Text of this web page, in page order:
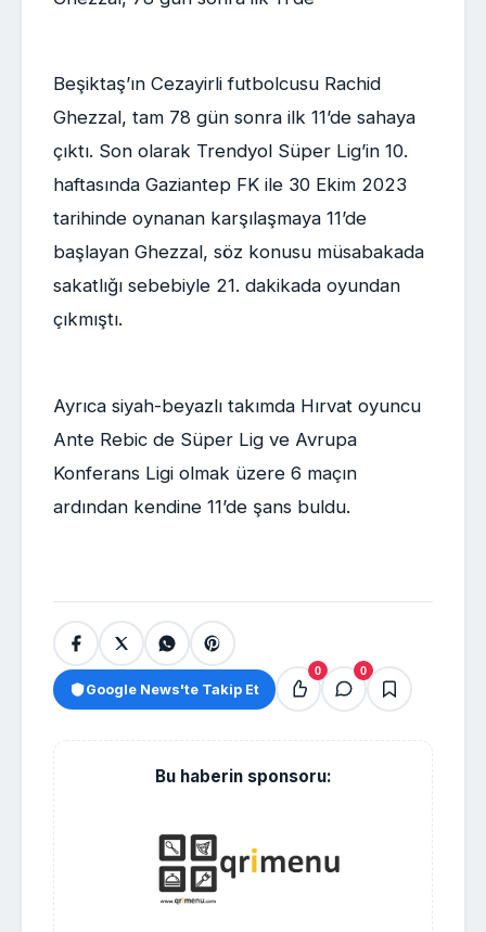
Beşiktaş’ın Cezayirli futbolcusu Rachid
Ghezzal, tam 78 gün sonra ilk 11’de sahaya
çıktı. Son olarak Trendyol Süper Lig’in 10.
haftasında Gaziantep FK ile 30 Ekim 2023
tarihinde oynanan karşılaşmaya 11’de
başlayan Ghezzal, söz konusu müsabakada
sakatlığı sebebiyle 21. dakikada oyundan
çıkmıştı.
Ayrıca siyah-beyazlı takımda Hırvat oyuncu
Ante Rebic de Süper Lig ve Avrupa
Konferans Ligi olmak üzere 6 maçın
ardından kendine 11’de şans buldu.
Google News'te Takip Et
0 0
Bu haberin sponsoru: